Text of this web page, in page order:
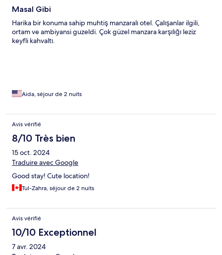
Masal Gibi
Harika bir konuma sahip muhtiş manzaralı otel. Çalışanlar ilgili,
ortam ve ambiyansi guzeldi. Çok güzel manzara karşılığı leziz
keyfli kahvaltı.
Aida, séjour de 2 nuits
Avis vérifié
8/10 Très bien
15 oct. 2024
Traduire avec Google
Good stay! Cute location!
Tul-Zahra, séjour de 2 nuits
Avis vérifié
10/10 Exceptionnel
7 avr. 2024